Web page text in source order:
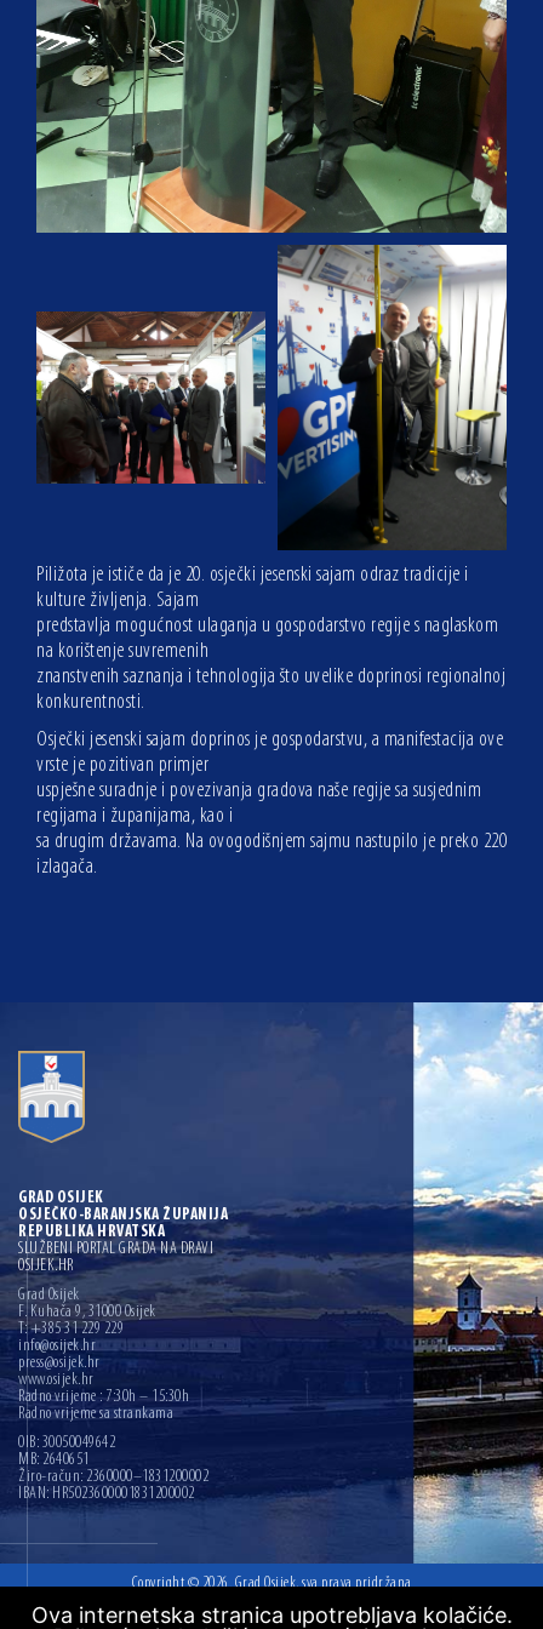
Piližota je ističe da je 20. osječki jesenski sajam odraz tradicije i
kulture življenja. Sajam
predstavlja mogućnost ulaganja u gospodarstvo regije s naglaskom
na korištenje suvremenih
znanstvenih saznanja i tehnologija što uvelike doprinosi regionalnoj
konkurentnosti.
Osječki jesenski sajam doprinos je gospodarstvu, a manifestacija ove
vrste je pozitivan primjer
uspješne suradnje i povezivanja gradova naše regije sa susjednim
regijama i županijama, kao i
sa drugim državama. Na ovogodišnjem sajmu nastupilo je preko 220
izlagača.
GRAD OSIJEK
OSJEČKO-BARANJSKA ŽUPANIJA
REPUBLIKA HRVATSKA
SLUŽBENI PORTAL GRADA NA DRAVI
OSIJEK.HR
Grad Osijek
F. Kuhača 9, 31000 Osijek
T: +385 31 229 229
info@osijek.hr
press@osijek.hr
www.osijek.hr
Radno vrijeme : 7:30h – 15:30h
Radno vrijeme sa strankama
OIB: 30050049642
MB: 2640651
Žiro-račun: 2360000–1831200002
IBAN: HR5023600001831200002
Copyright © 2026. Grad Osijek, sva prava pridržana
Digitalna pristupačnost
Ova internetska stranica upotrebljava kolačiće.